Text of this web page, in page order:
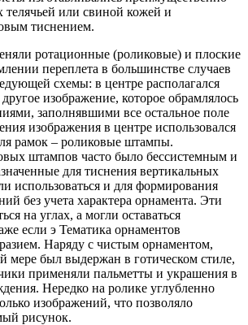
телячьей или свиной кожей и
тиснением.
ротационные (роликовые) и плоские
переплета в большинстве случаев
схемы: в центре располагался
изображение, которое обрамлялось
заполнявшими все остальное поле
изображения в центре использовался
рамок – роликовые штампы.
штампов часто было бессистемным и
для тиснения вертикальных
использоваться и для формирования
без учета характера орнамента. Эти
на углах, а могли оставаться
если э Тематика орнаментов
Наряду с чистым орнаментом,
мере был выдержан в готическом стиле,
применяли пальметты и украшения в
Нередко на ролике углубленно
изображений, что позволяло
рисунок.